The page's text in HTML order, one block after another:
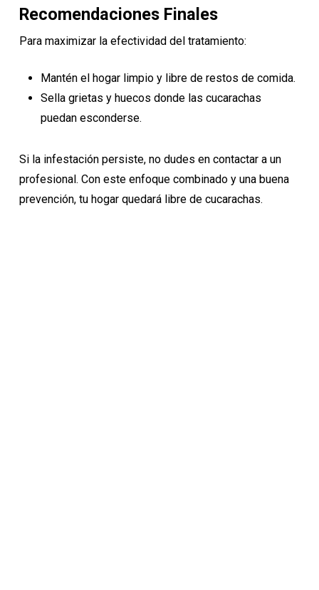
Recomendaciones Finales
Para maximizar la efectividad del tratamiento:
Mantén el hogar limpio y libre de restos de comida.
Sella grietas y huecos donde las cucarachas
puedan esconderse.
Si la infestación persiste, no dudes en contactar a un
profesional. Con este enfoque combinado y una buena
prevención, tu hogar quedará libre de cucarachas.